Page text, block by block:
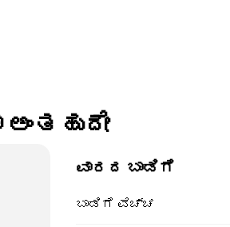
ಅಂತಹುದೇ
ವಾರದ ಬಾಡಿಗೆ
ಬಾಡಿಗೆ ವೆಚ್ಚ